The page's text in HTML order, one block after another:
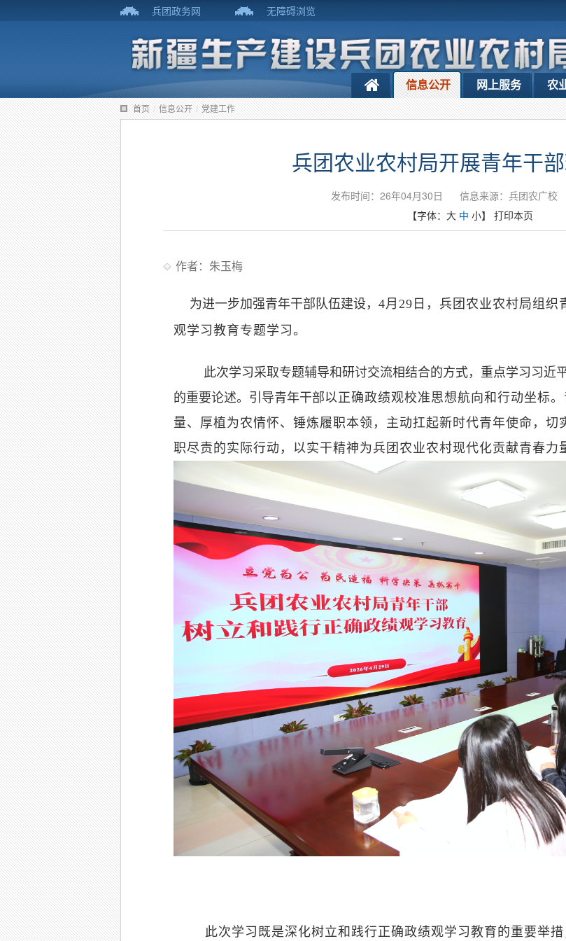
兵团政务网 无障碍浏览
信息公开 网上服务 农
首页 / 信息公开 / 党建工作
兵团农业农村局开展青年干
发布时间：26年04月30日 信息来源：兵团农广校
【字体： 大 中 小】 打印本页
作者：朱玉梅
为进一步加强青年干部队伍建设， 4月29日，兵团农业农村局组织
观学习教育专题学习。
此次学习采取专题辅导和研讨交流相结合的方式，重点学习习近
的重要论述。引导青年干部以正确政绩观校准思想航向和行动坐标。
量、厚植为农情怀、锤炼履职本领，主动扛起新时代青年使命，切
职尽责的实际行动，以实干精神为兵团农业农村现代化贡献青春力
此次学习既是深化树立和践行正确政绩观学习教育的重要举